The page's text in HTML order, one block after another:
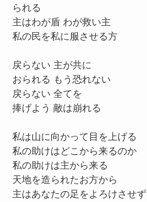
られる
主はわが盾 わが救い主
私の民を私に服させる方
戻らない 主が共に
おられる もう恐れない
戻らない 全てを
捧げよう 敵は崩れる
私は山に向かって目を上げる
私の助けはどこから来るのか
私の助けは主から来る
天地を造られたお方から
主はあなたの足をよろけさせず